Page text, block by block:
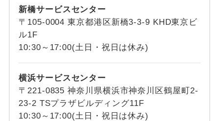
新橋サービスセンター
〒105-0004 東京都港区新橋3-3-9 KHD東京ビ
ル1F
10:30～17:00(土日・祝日は休み)
横浜サービスセンター
〒221-0835 神奈川県横浜市神奈川区鶴屋町2-
23-2 TSプラザビルディング11F
10:30～17:00(土日・祝日は休み)